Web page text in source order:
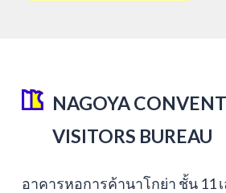
NAGOYA
VISITORS BUREAU
อาคารหอการค้านาโกย่า ชั้น 11